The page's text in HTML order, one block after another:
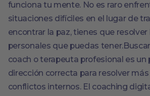
funciona tu mente. No es raro
situaciones difíciles en el lugar de
encontrar la paz, tienes que
personales que puedas
coach o terapeuta profesional es un
dirección correcta para resolver
conflictos internos. El coaching